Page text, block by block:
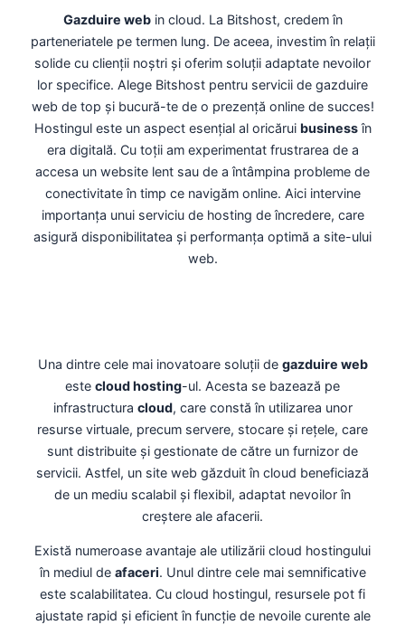
Gazduire webin cloud. La Bitshost, credem în
parteneriatele pe termen lung. De aceea, investim în relații
solide cu clienții noștri și oferim soluții adaptate nevoilor
lor specifice. Alege Bitshost pentru servicii de gazduire
web de top și bucură-te de o prezență online de succes!
Hostingul este un aspect esențial al oricărui businessîn
era digitală. Cu toții am experimentat frustrarea de a
accesa un website lent sau de a întâmpina probleme de
conectivitate în timp ce navigăm online. Aici intervine
importanța unui serviciu de hosting de încredere, care
asigură disponibilitatea și performanța optimă a site-ului
web.
Una dintre cele mai inovatoare soluții de gazduire web
este cloud hosting-ul. Acesta se bazează pe
infrastructura cloud, care constă în utilizarea unor
resurse virtuale, precum servere, stocare și rețele, care
sunt distribuite și gestionate de către un furnizor de
servicii. Astfel, un site web găzduit în cloud beneficiază
de un mediu scalabil și flexibil, adaptat nevoilor în
creștere ale afacerii.
Există numeroase avantaje ale utilizării cloud hostingului
în mediul de afaceri. Unul dintre cele mai semnificative
este scalabilitatea. Cu cloud hostingul, resursele pot fi
ajustate rapid și eficient în funcție de nevoile curente ale